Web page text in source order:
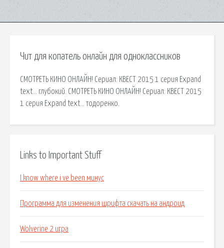
Чит для копатель онлайн для одноклассников
СМОТРЕТЬ КИНО ОНЛАЙН! Сериал: КВЕСТ 2015 1 серия Expand
text… глубокий. СМОТРЕТЬ КИНО ОНЛАЙН! Сериал: КВЕСТ 2015
1 серия Expand text… тодоренко.
Links to Important Stuff
I know where i ve been минус
Программа для изменения шрифта скачать на андроид
Wolverine 2 игра